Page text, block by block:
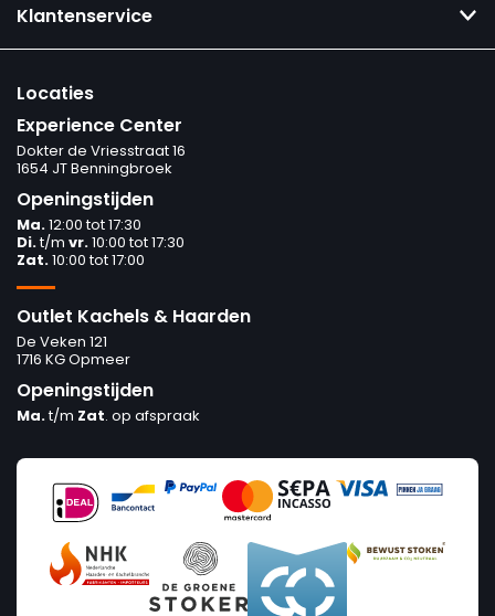
Klantenservice
Locaties
Experience Center
Dokter de Vriesstraat 16
1654 JT Benningbroek
Openingstijden
Ma.12:00 tot 17:30
Di.t/m vr.10:00 tot 17:30
Zat.10:00 tot 17:00
Outlet Kachels & Haarden
De Veken 121
1716 KG Opmeer
Openingstijden
Ma.t/m Zat. op afspraak